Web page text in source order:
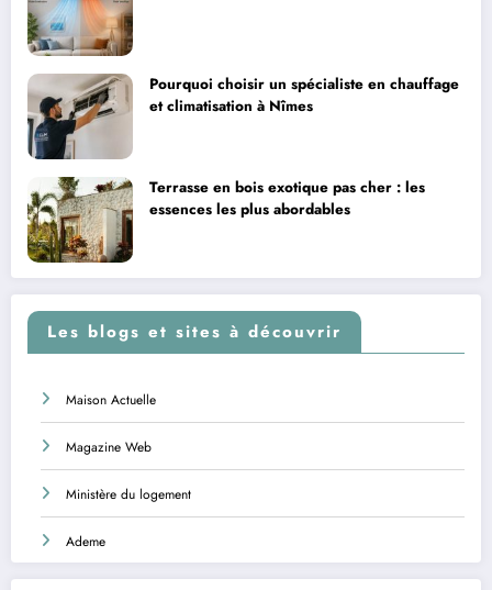
Pourquoi choisir un spécialiste en chauffage
et climatisation à Nîmes
Terrasse en bois exotique pas cher : les
essences les plus abordables
Les blogs et sites à découvrir
Maison Actuelle
Magazine Web
Ministère du logement
Ademe